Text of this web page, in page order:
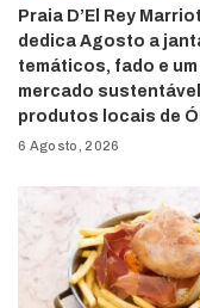
Praia D’El Rey
dedica Agosto a
temáticos, fado e um
mercado
produtos locais de
6 Agosto, 2026